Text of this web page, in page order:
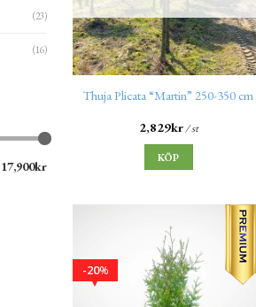
(23)
(16)
17,900kr
Thuja Plicata “Martin” 250-350 cm
2,829kr/ st
KÖP
%
20